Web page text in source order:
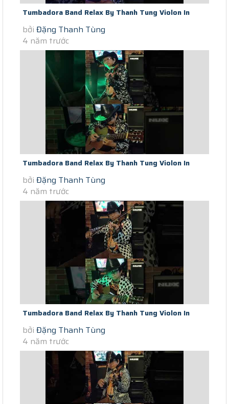
Tumbadora Band Relax By Thanh Tung Violon In
Saigon Social Distance Dem Lao...
bởi Đặng Thanh Tùng
4 năm trước
Tumbadora Band Relax By Thanh Tung Violon In
Saigon Social Distance...
bởi Đặng Thanh Tùng
4 năm trước
Tumbadora Band Relax By Thanh Tung Violon In
Saigon Social Distance Knife...
bởi Đặng Thanh Tùng
4 năm trước